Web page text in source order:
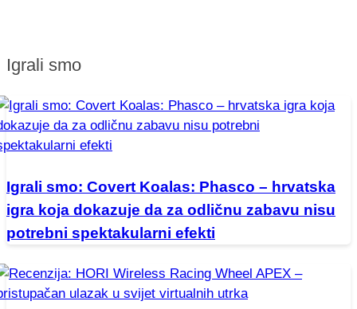
Igrali smo
Igrali smo: Covert Koalas: Phasco – hrvatska
igra koja dokazuje da za odličnu zabavu nisu
potrebni spektakularni efekti